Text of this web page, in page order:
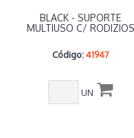
BLACK - SUPORTE
MULTIUSO C/ RODIZIOS
Código: 41947
UN